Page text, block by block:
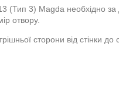
(Тип 3) Magda необхідно
отвору.
сторони від стінки